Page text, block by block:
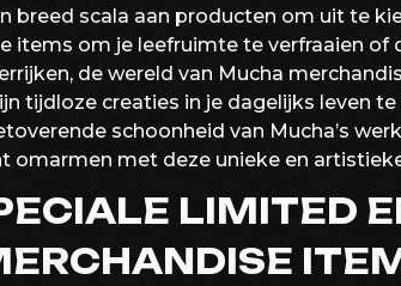
breed scala aan producten om uit te
items om je leefruimte te verfraaien of
de wereld van Mucha
tijdloze creaties in je dagelijks leven
schoonheid van Mucha’s
omarmen met deze unieke en
LIMITED